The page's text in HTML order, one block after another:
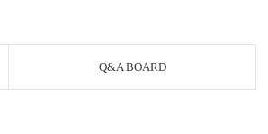
Q&A BOARD